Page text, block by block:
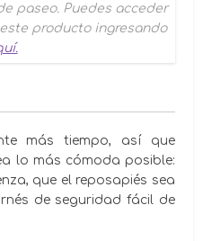
paseo. Puedes acceder
producto ingresando
más tiempo, así que
lo más cómoda posible:
que el reposapiés sea
de seguridad fácil de